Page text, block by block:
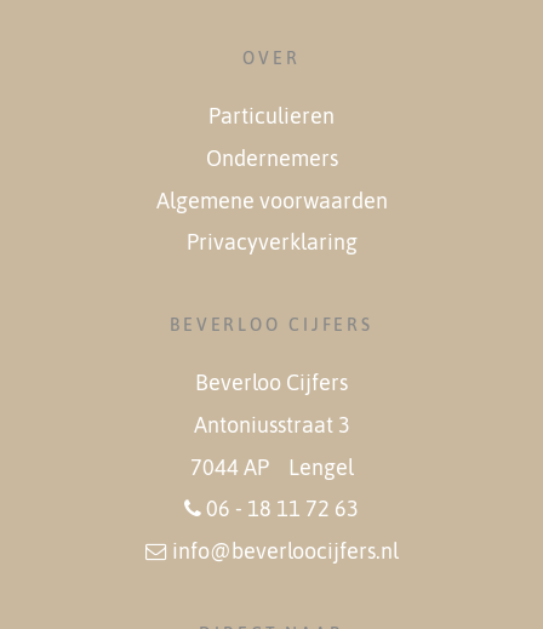
OVER
Particulieren
Ondernemers
Algemene voorwaarden
Privacyverklaring
BEVERLOO CIJFERS
Beverloo Cijfers
Antoniusstraat 3
7044 AP Lengel
06 - 18 11 72 63
info@beverloocijfers.nl